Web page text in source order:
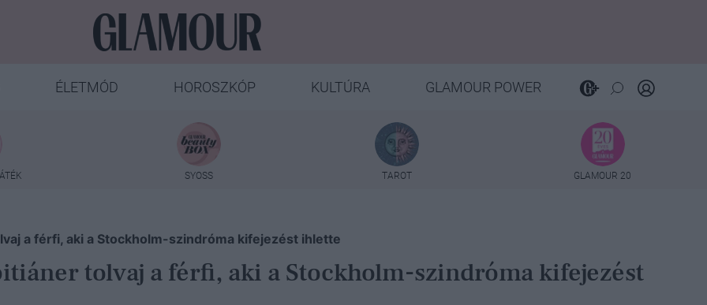
ÉLETMÓD HOROSZKÓP KULTÚRA GLAMOUR POWER
SYOSS TAROT GLAMOUR 20
a férfi, aki a Stockholm-szindróma kifejezést ihlette
tolvaj a férfi, aki a Stockholm-szindróma kifejezést